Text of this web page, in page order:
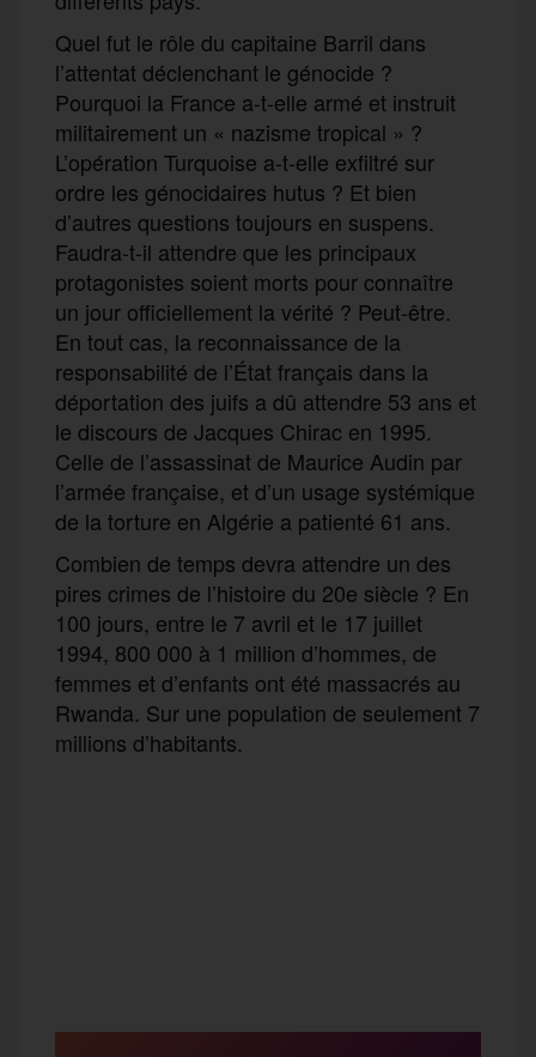
Quel fut le rôle du capitaine Barril dans
l’attentat déclenchant le génocide ?
Pourquoi la France a-t-elle armé et instruit
militairement un « nazisme tropical » ?
L’opération Turquoise a-t-elle exfiltré sur
ordre les génocidaires hutus ? Et bien
d’autres questions toujours en suspens.
Faudra-t-il attendre que les principaux
protagonistes soient morts pour connaître
un jour officiellement la vérité ? Peut-être.
En tout cas, la reconnaissance de la
responsabilité de l’État français dans la
déportation des juifs a dû attendre 53 ans et
le discours de Jacques Chirac en 1995.
Celle de l’assassinat de Maurice Audin par
l’armée française, et d’un usage systémique
de la torture en Algérie a patienté 61 ans.
Combien de temps devra attendre un des
pires crimes de l’histoire du 20e siècle ? En
100 jours, entre le 7 avril et le 17 juillet
1994, 800 000 à 1 million d’hommes, de
femmes et d’enfants ont été massacrés au
Rwanda. Sur une population de seulement 7
millions d’habitants.